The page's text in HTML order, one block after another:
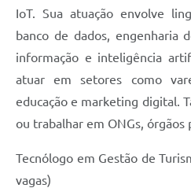
IoT. Sua atuação envolve
banco de dados, engenharia
informação e inteligência
atuar em setores como
educação e marketing digital.
ou trabalhar em ONGs, órgãos
Tecnólogo em Gestão de
vagas)